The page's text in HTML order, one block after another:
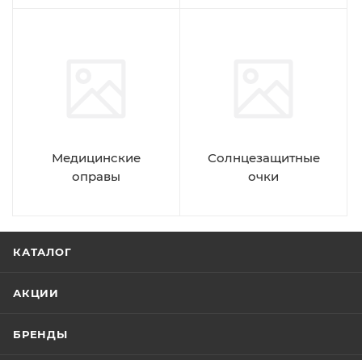
Медицинские
оправы
Солнцезащитные
очки
КАТАЛОГ
АКЦИИ
БРЕНДЫ